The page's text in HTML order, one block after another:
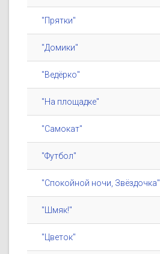
"Прятки"
"Домики"
"Ведёрко"
"На площадке"
"Самокат"
"Футбол"
"Спокойной ночи, Звёздочка"
"Шмяк!"
"Цветок"